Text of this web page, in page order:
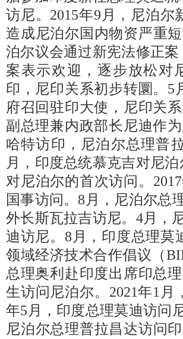
访尼。2015年9月，尼泊
造成尼泊尔国内物资严重
泊尔议会通过新宪法修正
案表示欢迎，逐步放松对
印，尼印关系初步转圜。5
府召回驻印大使，尼印关
副总理兼内政部长尼迪作
哈特访印，尼泊尔总理普
月，印度总统慕克吉对尼
对尼泊尔的首次访问。
国事访问。8月，尼泊尔总
外长斯瓦拉吉访尼。4月，
迪访尼。8月，印度总理莫
领域经济技术合作倡议（
总理奥利赴印度出席印总
生访问尼泊尔。2021年1月
年5月，印度总理莫迪访问
尼泊尔总理普拉昌达访问